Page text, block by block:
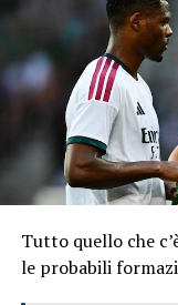
Tutto quello che
le probabili